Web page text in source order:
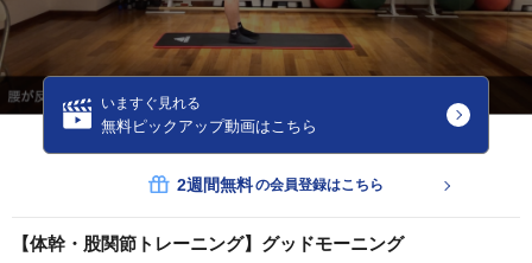
いますぐ見れる
無料ピックアップ動画はこちら
2週間無料の会員登録はこちら
【体幹・股関節トレーニング】グッドモーニング